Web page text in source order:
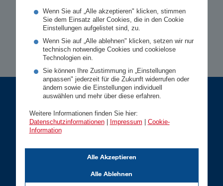
Wenn Sie auf „Alle akzeptieren" klicken, stimmen
Sie dem Einsatz aller Cookies, die in den Cookie
Einstellungen aufgelistet sind, zu.
Wenn Sie auf „Alle ablehnen" klicken, setzen wir nur
technisch notwendige Cookies und cookielose
Technologien ein.
Sie können Ihre Zustimmung in „Einstellungen
anpassen" jederzeit für die Zukunft widerrufen oder
ändern sowie die Einstellungen individuell
auswählen und mehr über diese erfahren.
Weitere Informationen finden Sie hier:
Datenschutzinformationen| Impressum
Cookie-
Information
Alle Ablehnen
Alle Akzeptieren
Privatkunden
Gesundheit
Vorsorge
Wohnen